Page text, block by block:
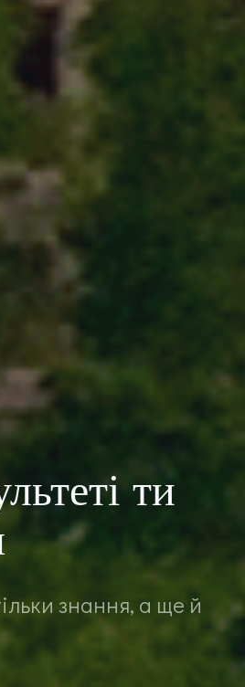
ти
знання, а ще й